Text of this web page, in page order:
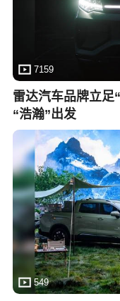
7159
雷达汽车品牌立足
“浩瀚”出发
549